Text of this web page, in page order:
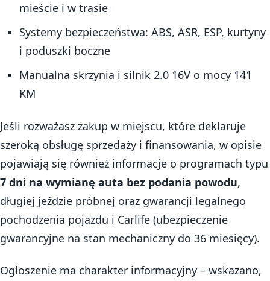
mieście i w trasie
Systemy bezpieczeństwa: ABS, ASR, ESP, kurtyny
i poduszki boczne
Manualna skrzynia i silnik 2.0 16V o mocy 141
KM
Jeśli rozważasz zakup w miejscu, które deklaruje
szeroką obsługę sprzedaży i finansowania, w opisie
pojawiają się również informacje o programach typu
7 dni na wymianę auta bez podania powodu,
długiej jeździe próbnej oraz gwarancji legalnego
pochodzenia pojazdu i Carlife (ubezpieczenie
gwarancyjne na stan mechaniczny do 36 miesięcy).
Ogłoszenie ma charakter informacyjny – wskazano,